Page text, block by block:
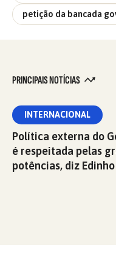
petição da bancada
PRINCIPAIS NOTÍCIAS
INTERNACIONAL
Política externa do
é respeitada pelas
potências, diz Edinho